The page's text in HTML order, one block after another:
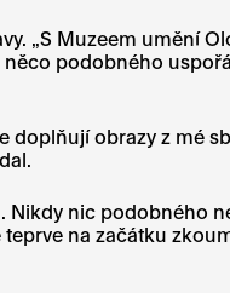
„S Muzeem umění
něco podobného
doplňují obrazy z mé
Nikdy nic podobného
na začátku